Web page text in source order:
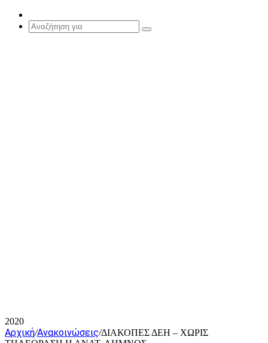
Article
Αναζήτηση
2020
Αρχική/Ανακοινώσεις/ΔΙΑΚΟΠΕΣ ΔΕΗ – ΧΩΡΙΣ